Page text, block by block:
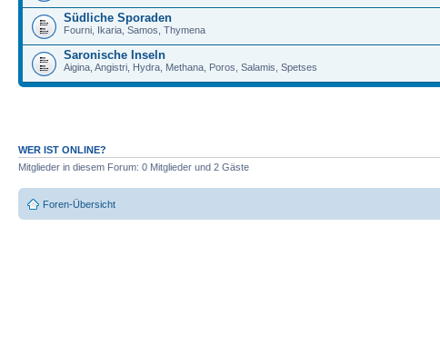
Südliche Sporaden
Fourni, Ikaria, Samos, Thymena
Saronische Inseln
Aigina, Angistri, Hydra, Methana, Poros, Salamis, Spetses
WER IST ONLINE?
Mitglieder in diesem Forum: 0 Mitglieder und 2 Gäste
Foren-Übersicht